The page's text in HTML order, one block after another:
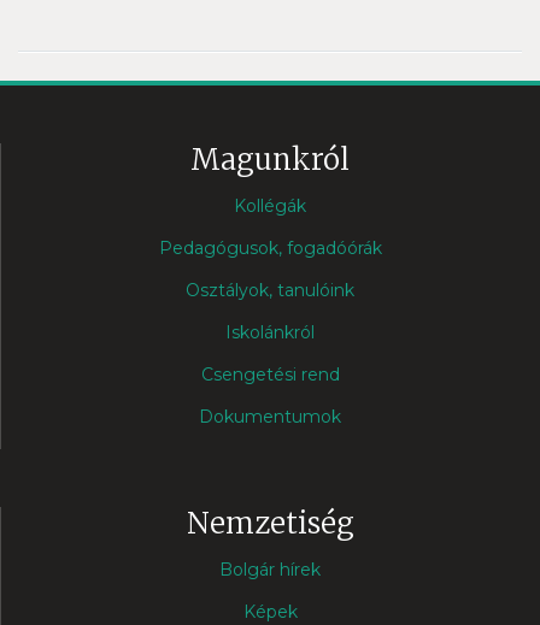
Magunkról
Kollégák
Pedagógusok, fogadóórák
Osztályok, tanulóink
Iskolánkról
Csengetési rend
Dokumentumok
Nemzetiség
Bolgár hírek
Képek